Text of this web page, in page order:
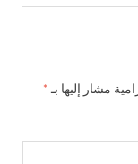
مشار إليها بـ *